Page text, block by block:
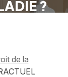
?
de la